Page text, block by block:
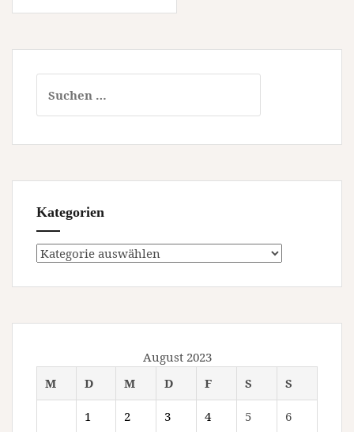
nach:
Kategorien
Kategorien
August 2023
M
D M D F S S
1 2 3 4 5 6